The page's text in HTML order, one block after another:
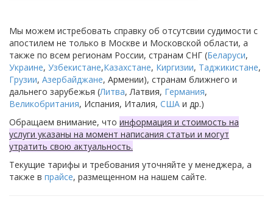
Мы можем истребовать справку об отсутсвии судимости с
апостилем не только в Москве и Московской области, а
также по всем регионам России, странам СНГ (Беларуси,
Украине, Узбекистане,Казахстане, Киргизии, Таджикистане,
Грузии, Азербайджане, Армении), странам ближнего и
дальнего зарубежья (Литва, Латвия, Германия,
Великобритания, Испания, Италия, США и др.)
Обращаем внимание, что информация и стоимость на
услуги указаны на момент написания статьи и могут
утратить свою актуальность.
Текущие тарифы и требования уточняйте у менеджера, а
также в прайсе, размещенном на нашем сайте.